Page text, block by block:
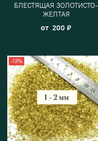
БЛЕСТЯЩАЯ ЗОЛОТИСТО-
ЖЕЛТАЯ
от 200 ₽
-13%